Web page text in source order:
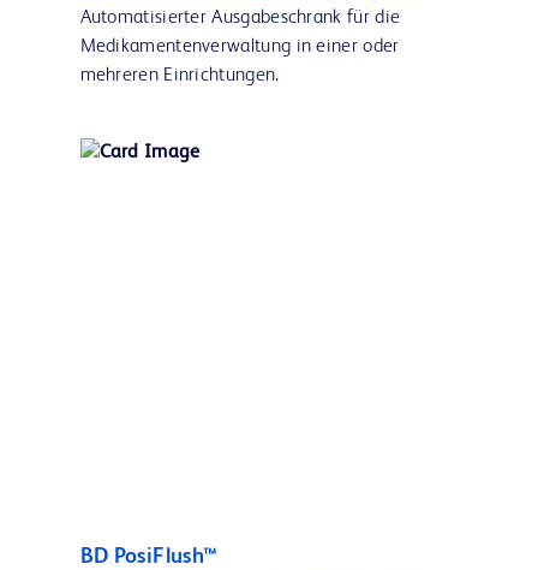
Automatisierter Ausgabeschrank für die
Medikamentenverwaltung in einer oder
mehreren Einrichtungen.
BD PosiFlush™